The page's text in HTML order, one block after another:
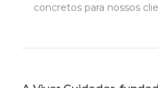
concretos para nossos